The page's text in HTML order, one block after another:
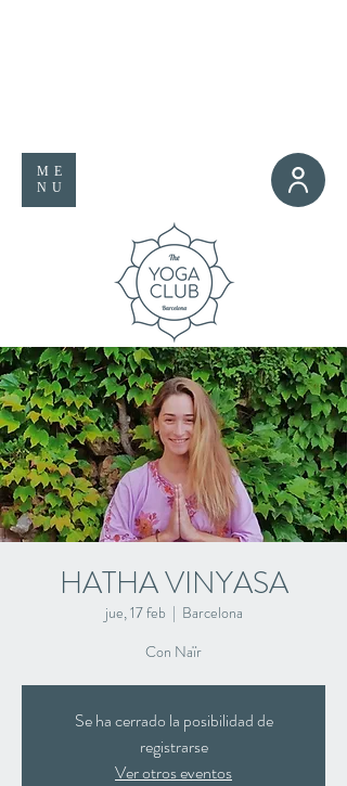
ME
NU
HATHA VINYASA
jue, 17 feb
  |
Barcelona
Con Naïr
Se ha cerrado la posibilidad de
registrarse
Ver otros eventos